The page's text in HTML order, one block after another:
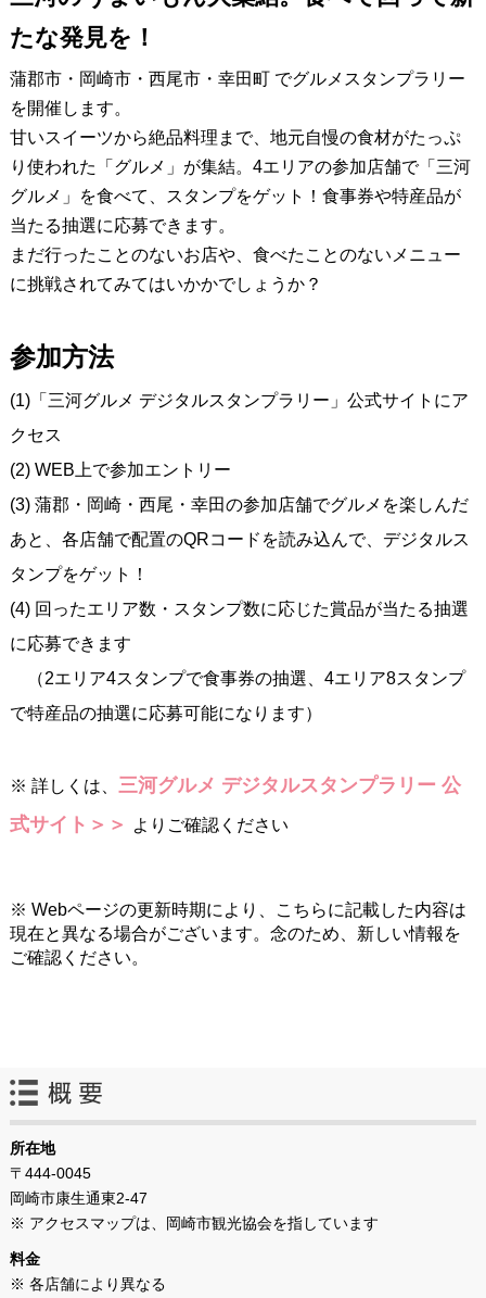
たな発見を！
蒲郡市・岡崎市・西尾市・幸田町 でグルメスタンプラリー
を開催します。
甘いスイーツから絶品料理まで、地元自慢の食材がたっぷ
り使われた「グルメ」が集結。4エリアの参加店舗で「三河
グルメ」を食べて、スタンプをゲット！食事券や特産品が
当たる抽選に応募できます。
まだ行ったことのないお店や、食べたことのないメニュー
に挑戦されてみてはいかかでしょうか？
参加方法
(1)「三河グルメ デジタルスタンプラリー」公式サイトにア
クセス
(2) WEB上で参加エントリー
(3) 蒲郡・岡崎・西尾・幸田の参加店舗でグルメを楽しんだ
あと、各店舗で配置のQRコードを読み込んで、デジタルス
タンプをゲット！
(4) 回ったエリア数・スタンプ数に応じた賞品が当たる抽選
に応募できます
（2エリア4スタンプで食事券の抽選、4エリア8スタンプ
で特産品の抽選に応募可能になります）
※ 詳しくは、 三河グルメ デジタルスタンプラリー 公
式サイト＞＞
よりご確認ください
※ Webページの更新時期により、こちらに記載した内容は
現在と異なる場合がございます。念のため、新しい情報を
ご確認ください。
所在地
〒444-0045
岡崎市康生通東2-47
※ アクセスマップは、岡崎市観光協会を指しています
料金
※ 各店舗により異なる